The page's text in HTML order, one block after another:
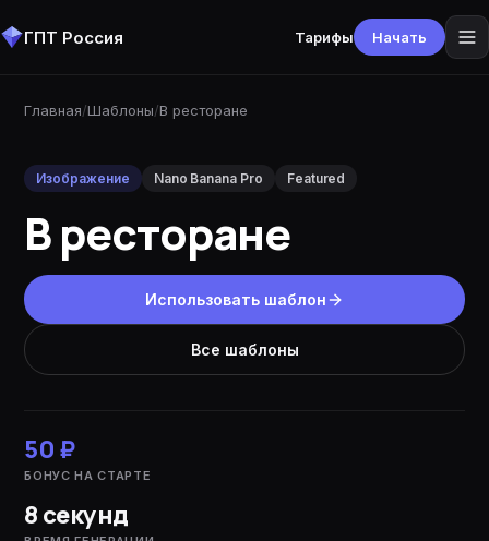
ГПТ Россия Тарифы Начать
Главная/Шаблоны/В ресторане
Изображение Nano Banana Pro Featured
В ресторане
Использовать шаблон
Все шаблоны
50 ₽
БОНУС НА СТАРТЕ
8 секунд